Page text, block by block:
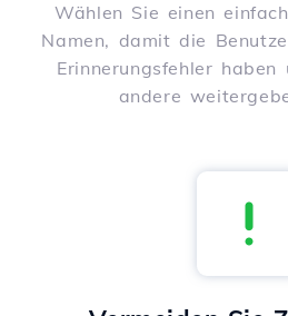
Wählen Sie einen
Namen, damit die
Erinnerungsfehler
andere